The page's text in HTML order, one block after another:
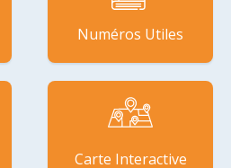
Numéros Utiles
Carte Interactive